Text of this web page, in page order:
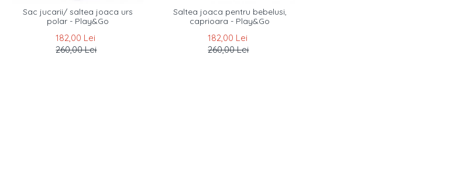
Sac jucarii/ saltea joaca urs
polar - Play&Go
182,00 Lei
260,00 Lei
Saltea joaca pentru bebelusi,
caprioara - Play&Go
182,00 Lei
260,00 Lei